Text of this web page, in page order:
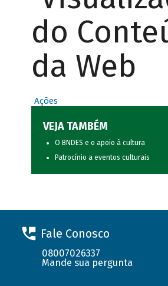
do
da Web
Ações
VEJA TAMBÉM
O BNDES e o apoio à cultura
Patrocínio a eventos culturais
Fale Conosco
08007026337
Mande sua pergunta